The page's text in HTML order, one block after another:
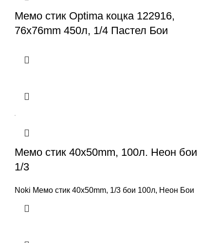
Мемо стик Optima коцка 122916,
76x76mm 450л, 1/4 Пастел Бои
Мемо стик 40x50mm, 100л. Неон бои
1/3
Noki Мемо стик 40x50mm, 1/3 бои 100л, Неон Бои